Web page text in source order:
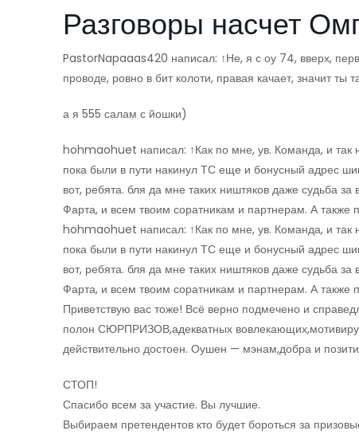
Разговоры насчет
PastorNapaaas420 написал: ↑Не, я с оу 74, вверх,
проводе, ровно в бит колоти, правая качает, значит
а я 555 салам с йошки)
hohmaohuet написал: ↑Как по мне, ув. Команда, и так
пока были в пути накинул ТС еще и бонусный
вот, ребята. бля да мне таких ништяков даже судьба
Фарта, и всем твоим соратникам и партнерам. А
hohmaohuet написал: ↑Как по мне, ув. Команда, и так
пока были в пути накинул ТС еще и бонусный
вот, ребята. бля да мне таких ништяков даже судьба
Фарта, и всем твоим соратникам и партнерам. А
Приветствую вас тоже! Всё верно подмечено и
полон СЮРПРИЗОВ,адекватных
действительно достоен. Оушен — мэнам,добра и
СТОП!
Спасибо всем за участие. Вы лучшие.
Выбираем претендентов кто будет бороться за